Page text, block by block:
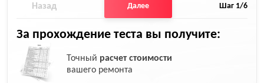
Назад Далее Шаг 1/6
За прохождение теста вы получите:
Точный расчет стоимости
вашего ремонта